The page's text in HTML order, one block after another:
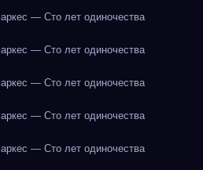
— Сто лет одиночества
— Сто лет одиночества
— Сто лет одиночества
— Сто лет одиночества
— Сто лет одиночества